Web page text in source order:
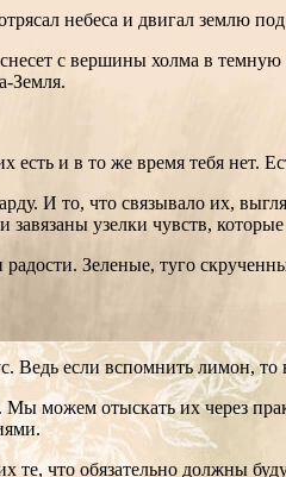
небеса и двигал землю под
с вершины холма в
Земля.
и в то же время тебя нет.
И то, что связывало их,
узелки чувств,
Зеленые, туго
Ведь если вспомнить лимон,
Мы можем отыскать их через
те, что обязательно должны